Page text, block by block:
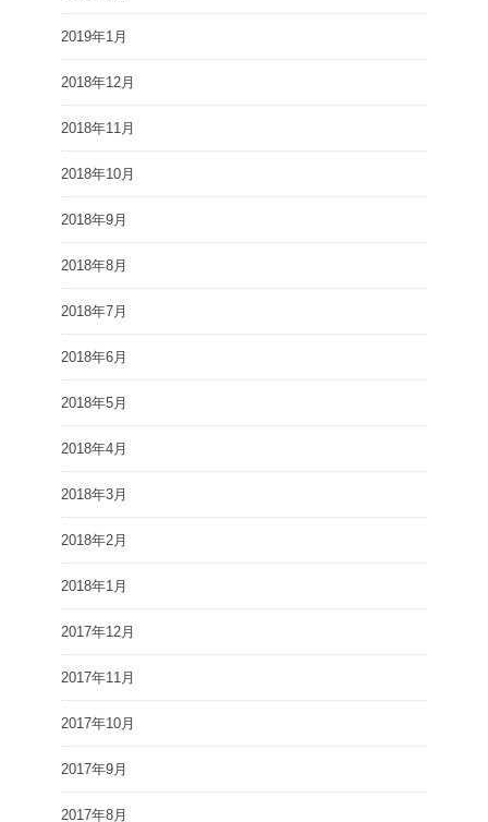
2019年1月
2018年12月
2018年11月
2018年10月
2018年9月
2018年8月
2018年7月
2018年6月
2018年5月
2018年4月
2018年3月
2018年2月
2018年1月
2017年12月
2017年11月
2017年10月
2017年9月
2017年8月